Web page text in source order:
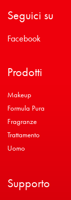
Seguici su
Facebook
Prodotti
Makeup
Formula Pura
Fragranze
Trattamento
Uomo
Supporto